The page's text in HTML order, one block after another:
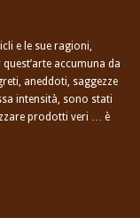
e le sue ragioni,
accumuna da
aneddoti, saggezze
intensità, sono stati
prodotti veri … è